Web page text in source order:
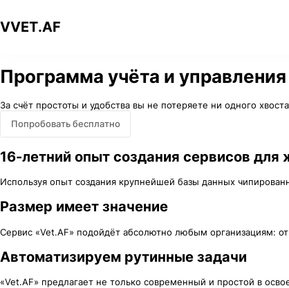
VVET.AF
Программа учёта и
За счёт простоты и удобства вы не потеряете ни одного
Попробовать бесплатно
16-летний опыт создания сервисов для
Используя опыт создания крупнейшей базы данных
Размер имеет значение
Сервис «Vet.AF» подойдёт абсолютно любым организациям:
Автоматизируем рутинные задачи
«Vet.AF» предлагает не только современный и простой в